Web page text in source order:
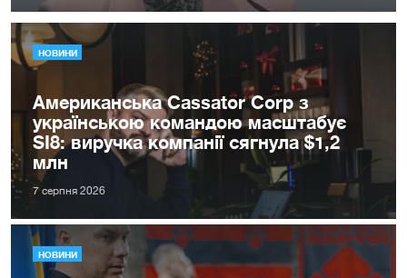
НОВИНИ
Американська Cassator Corp з
українською командою масштабує
SI8: виручка компанії сягнула $1,2
млн
7 серпня 2026
НОВИНИ